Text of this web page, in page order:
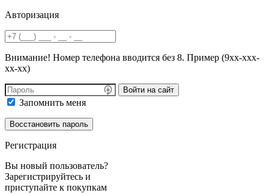
Авторизация
Внимание! Номер телефона вводится без 8. Пример (9хх-ххх-
хх-хх)
Войти на сайт
Запомнить меня
Регистрация
Вы новый пользователь?
Зарегистрируйтесь и
приступайте к покупкам